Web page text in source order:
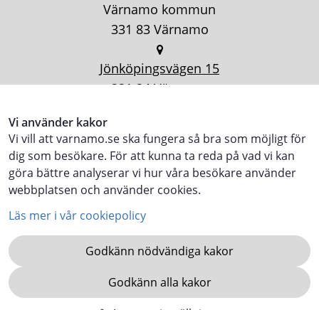
Vi använder kakor
Vi vill att varnamo.se ska fungera så bra som möjligt för
dig som besökare. För att kunna ta reda på vad vi kan
göra bättre analyserar vi hur våra besökare använder
webbplatsen och använder cookies.
Läs mer i vår cookiepolicy
Godkänn nödvändiga kakor
Godkänn alla kakor
Värnamo kommun
331 83 Värnamo
Jönköpingsvägen 15
331 34 Värnamo